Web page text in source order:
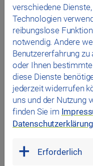
Es sollte
Verschmutzungen
bereinigen. Sonst
verschiedene
Technologien
reibungslose
notwendig. Andere
Benutzererfahrung
oder Ihnen
diese Dienste
jederzeit widerrufen
uns und der Nutzung
finden Sie im
Datenschutzerklärung
Erforderlich